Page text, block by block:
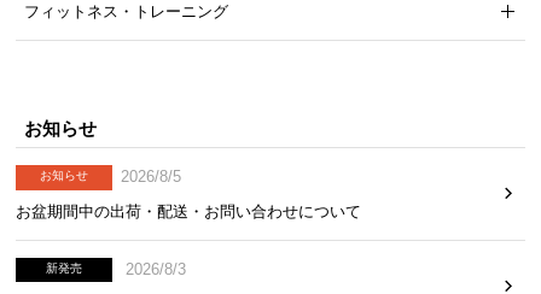
フィットネス・トレーニング
お知らせ
お知らせ
2026/8/5
お盆期間中の出荷・配送・お問い合わせについて
新発売
2026/8/3